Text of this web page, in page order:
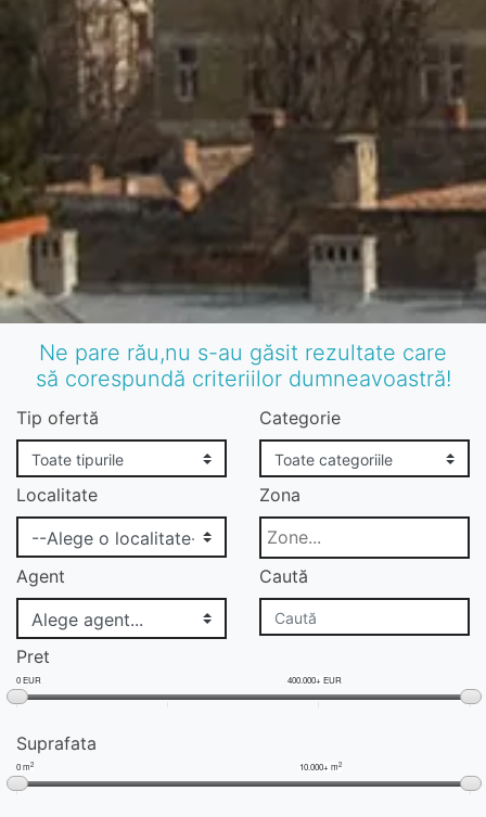
Ne pare rău,nu s-au găsit rezultate care
să corespundă criteriilor dumneavoastră!
Tip ofertă Categorie
Localitate Zona
Agent Caută
Pret
0 EUR 400.000+ EUR
Suprafata
0 m2 10.000+ m2